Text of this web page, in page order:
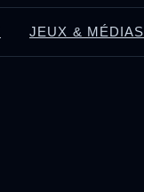
JEUX & MÉDIAS